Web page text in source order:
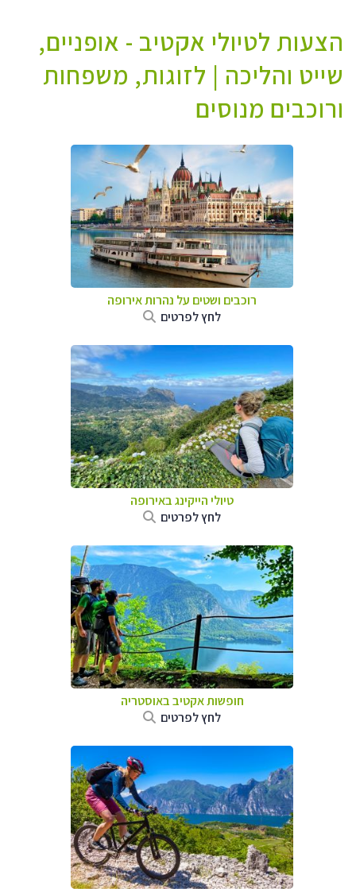
הצעות לטיולי אקטיב - אופניים,
שייט והליכה | לזוגות, משפחות
ורוכבים מנוסים
רוכבים ושטים על נהרות אירופה
לחץ לפרטים
טיולי הייקינג באירופה
לחץ לפרטים
חופשות אקטיב באוסטריה
לחץ לפרטים